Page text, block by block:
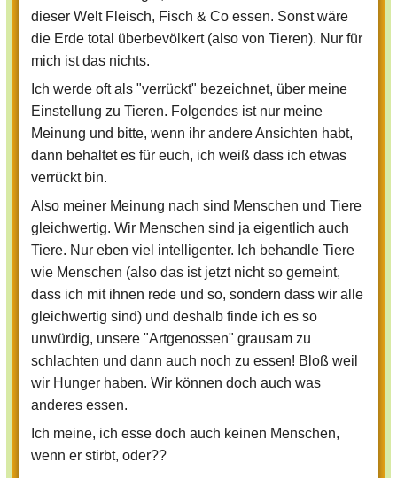
menschlichen Natur gehört, genauso wie
zur Raubtiernatur. Man sollte sich über
anderes Gedanken machen und auch
anders helfen.
Lg
Snow
dieser Welt Fleisch, Fisch & Co essen. Sonst wäre
die Erde total überbevölkert (also von Tieren). Nur für
mich ist das nichts.
Ich werde oft als "verrückt" bezeichnet, über meine
Einstellung zu Tieren. Folgendes ist nur meine
Meinung und bitte, wenn ihr andere Ansichten habt,
dann behaltet es für euch, ich weiß dass ich etwas
verrückt bin.
Also meiner Meinung nach sind Menschen und Tiere
gleichwertig. Wir Menschen sind ja eigentlich auch
Tiere. Nur eben viel intelligenter. Ich behandle Tiere
wie Menschen (also das ist jetzt nicht so gemeint,
dass ich mit ihnen rede und so, sondern dass wir alle
gleichwertig sind) und deshalb finde ich es so
unwürdig, unsere "Artgenossen" grausam zu
schlachten und dann auch noch zu essen! Bloß weil
wir Hunger haben. Wir können doch auch was
anderes essen.
Ich meine, ich esse doch auch keinen Menschen,
wenn er stirbt, oder??